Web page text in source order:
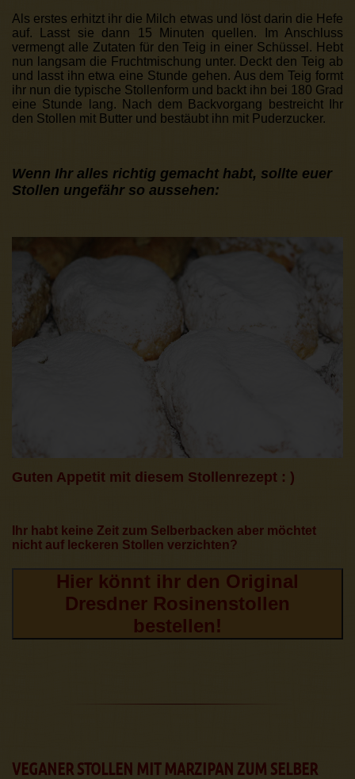
Als erstes erhitzt ihr die Milch etwas und löst darin die Hefe
auf. Lasst sie dann 15 Minuten quellen. Im Anschluss
vermengt alle Zutaten für den Teig in einer Schüssel. Hebt
nun langsam die Fruchtmischung unter. Deckt den Teig ab
und lasst ihn etwa eine Stunde gehen. Aus dem Teig formt
ihr nun die typische Stollenform und backt ihn bei 180 Grad
eine Stunde lang. Nach dem Backvorgang bestreicht Ihr
den Stollen mit Butter und bestäubt ihn mit Puderzucker.
Wenn Ihr alles richtig gemacht habt, sollte euer
Stollen ungefähr so aussehen:
Guten Appetit mit diesem Stollenrezept : )
Ihr habt keine Zeit zum Selberbacken aber möchtet
nicht auf leckeren Stollen verzichten?
Hier könnt ihr den Original
Dresdner Rosinenstollen
bestellen!
VEGANER STOLLEN MIT MARZIPAN ZUM SELBER